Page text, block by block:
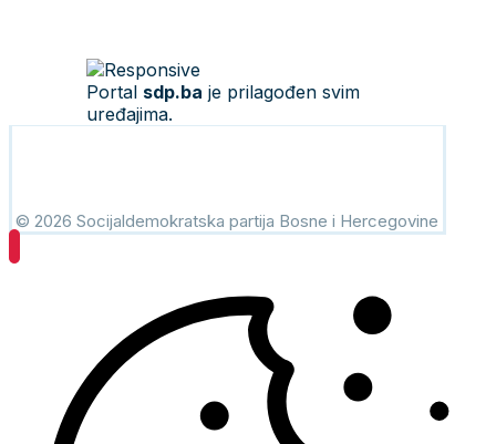
Portal sdp.ba je prilagođen svim
uređajima.
© 2026 Socijaldemokratska partija Bosne i Hercegovine